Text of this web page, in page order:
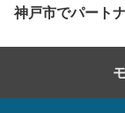
神戸市でパート